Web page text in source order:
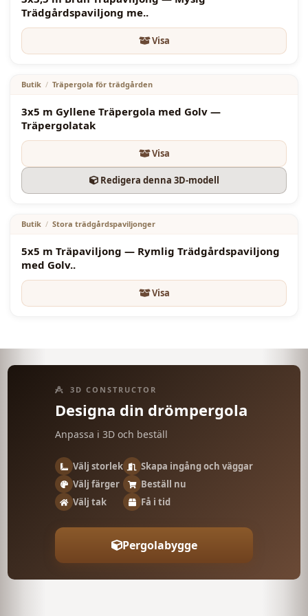
Nyckelfunktioner
Öppen terrass för extra utomhusutrymme
Rymlig och praktisk layout
Öppen front för enkel åtkomst
Trädgårdspaviljong me..
Visa
€3450.00
Butik / Träpergola för trädgården
3x5 m Gyllene Träpergola med Golv —
Träpergolatak
Visa
Redigera denna 3D-modell
€4000.00
Butik / Stora trädgårdspaviljonger
5x5 m Träpaviljong — Rymlig Trädgårdspaviljong
med Golv..
Visa
3D CONSTRUCTOR
Designa din drömpergola
Anpassa i 3D och beställ
Välj storlek
Välj färger
Välj tak
Skapa ingång och väggar
Beställ nu
Få i tid
Pergolabygge